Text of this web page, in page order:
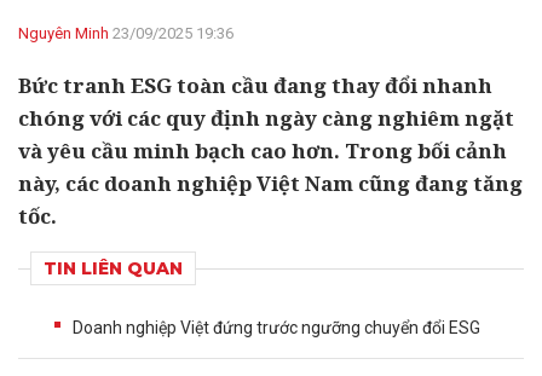
Nguyên Minh 23/09/2025 19:36
Bức tranh ESG toàn cầu đang thay đổi nhanh
chóng với các quy định ngày càng nghiêm ngặt
và yêu cầu minh bạch cao hơn. Trong bối cảnh
này, các doanh nghiệp Việt Nam cũng đang tăng
tốc.
TIN LIÊN QUAN
Doanh nghiệp Việt đứng trước ngưỡng chuyển đổi ESG